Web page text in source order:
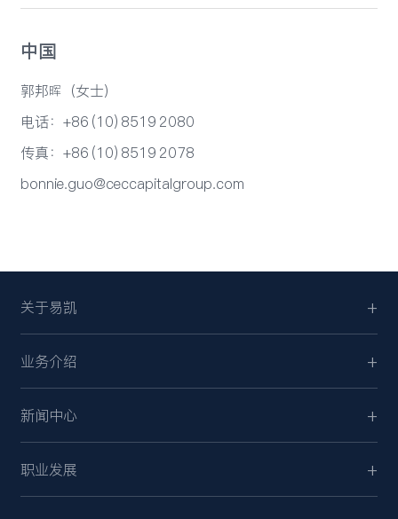
中国
郭邦晖（女士）
电话：+86 (10) 8519 2080
传真：+86 (10) 8519 2078
bonnie.guo@ceccapitalgroup.com
关于易凯
业务介绍
新闻中心
职业发展